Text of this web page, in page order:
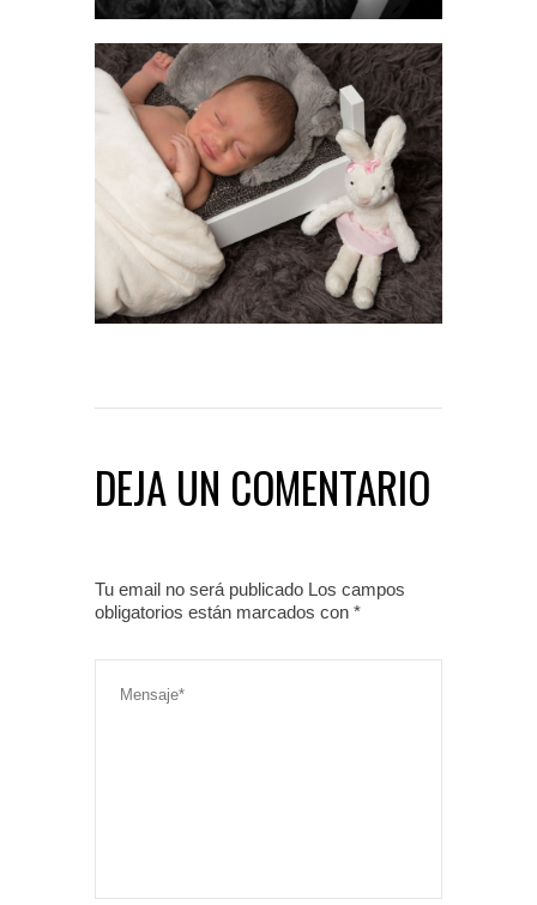
DEJA UN COMENTARIO
Tu email no será publicado Los campos
obligatorios están marcados con *